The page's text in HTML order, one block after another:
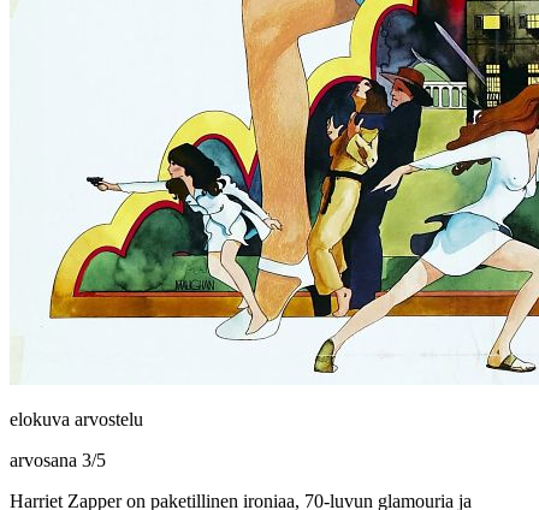
elokuva arvostelu
arvosana 3/5
Harriet Zapper on paketillinen ironiaa, 70-luvun glamouria ja